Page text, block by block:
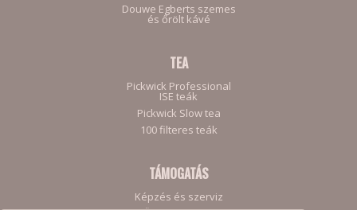
Douwe Egberts szemes
és őrölt kávé
TEA
Pickwick Professional
ISE teák
Pickwick Slow tea
100 filteres teák
TÁMOGATÁS
Képzés és szerviz